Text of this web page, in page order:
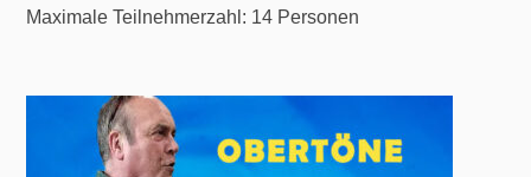
Maximale Teilnehmerzahl: 14 Personen